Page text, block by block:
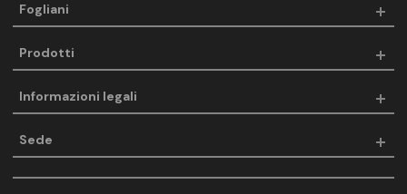
Fogliani
Prodotti
Informazioni legali
Sede